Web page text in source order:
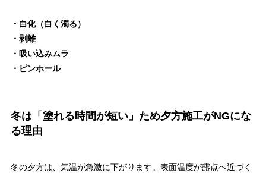
・白化（白く濁る）
・剥離
・吸い込みムラ
・ピンホール
冬は「塗れる時間が短い」ため夕方施工がNGにな
る理由
冬の夕方は、気温が急激に下がります。表面温度が露点へ近づく